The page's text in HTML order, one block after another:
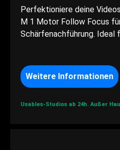
Perfektioniere deine
M 1 Motor Follow Focus
Schärfenachführung. Ideal
Weitere Informationen
Usables-Studios ab 24h. Außer